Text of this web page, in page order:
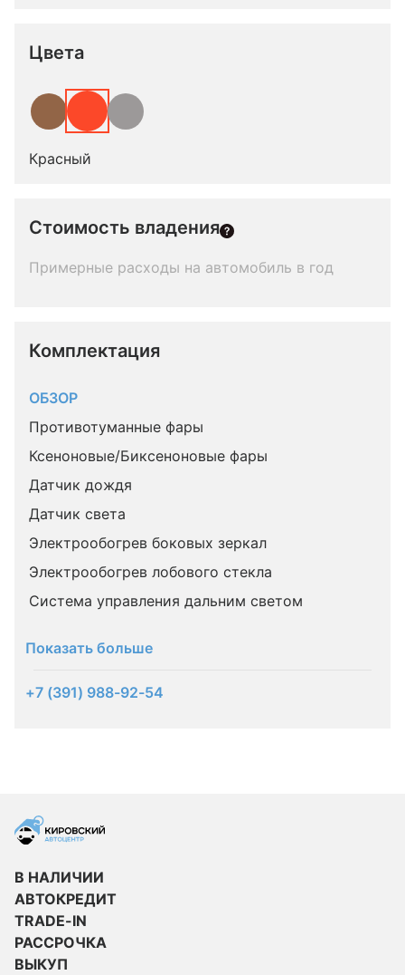
Цвета
Красный
Стоимость владения
Примерные расходы на автомобиль в год
Комплектация
ОБЗОР
Противотуманные фары
Ксеноновые/Биксеноновые фары
Датчик дождя
Датчик света
Электрообогрев боковых зеркал
Электрообогрев лобового стекла
Система управления дальним светом
Показать больше
+7 (391) 988-92-54
В НАЛИЧИИ
АВТОКРЕДИТ
TRADE-IN
РАССРОЧКА
ВЫКУП